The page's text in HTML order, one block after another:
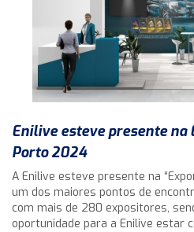
Enilive esteve presente na
Porto 2024
A Enilive esteve presente na
um dos maiores pontos de
com mais de 280 expositores,
oportunidade para a Enilive